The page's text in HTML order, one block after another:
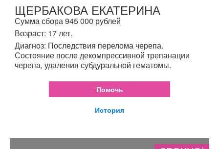
ЩЕРБАКОВА ЕКАТЕРИНА
Сумма сбора 945 000 рублей
Возраст: 17 лет.
Диагноз: Последствия перелома черепа.
Состояние после декомпрессивной трепанации
черепа, удаления субдуральной гематомы.
Помочь
История